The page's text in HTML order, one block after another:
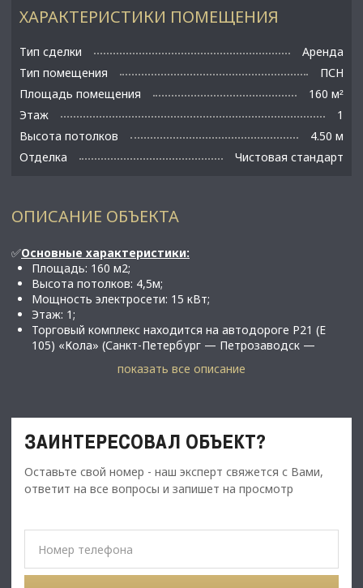
ХАРАКТЕРИСТИКИ ПОМЕЩЕНИЯ
Тип сделки
Аренда
Тип помещения
ПСН
Площадь помещения
160 м²
Этаж
1
Высота потолков
4.50 м
Отделка
Чистовая стандарт
ОПИСАНИЕ ОБЪЕКТА
✅Основные характеристики:
Площадь: 160 м2;
Высота потолков: 4,5м;
Мощность электросети: 15 кВт;
Этаж: 1;
Торговый комплекс находится на автодороге Р21 (E
105) «Кола» (Санкт-Петербург — Петрозаводск —
Далее – 210 000 руб./м2;
​​​​​​​Обеспечительный платёж 100% (210 000 руб.)
Возможны арендные каникулы и индивидуальные
условия договора;
Описание:
Аптека Невис .
Проходимость ТРК от 30 000 человек в месяц.
Собственная парковка, круглосуточная охрана ,
удобная зона загрузки разгрузки товаров
показать все описание
ЗАИНТЕРЕСОВАЛ ОБЪЕКТ?
Оставьте свой номер - наш эксперт свяжется с Вами,
ответит на все вопросы и запишет на просмотр